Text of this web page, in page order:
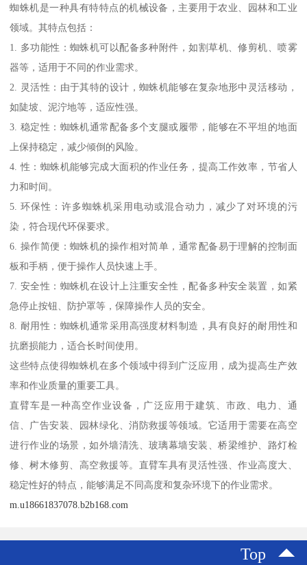
蜘蛛机是一种具有特特点的机械设备，主要用于农业、园林和工业
领域。其特点包括：
1. 多功能性：蜘蛛机可以配备多种附件，如割草机、修剪机、喷雾
器等，适用于不同的作业需求。
2. 灵活性：由于其特的设计，蜘蛛机能够在复杂地形中灵活移动，
如陡坡、泥泞地等，适应性强。
3. 稳定性：蜘蛛机通常配备多个支腿或履带，能够在不平坦的地面
上保持稳定，减少倾倒的风险。
4. 性：蜘蛛机能够完成大面积的作业任务，提高工作效率，节省人
力和时间。
5. 环保性：许多蜘蛛机采用电动或混合动力，减少了对环境的污
染，符合现代环保要求。
6. 操作简便：蜘蛛机的操作相对简单，通常配备易于理解的控制面
板和手柄，便于操作人员快速上手。
7. 安全性：蜘蛛机在设计上注重安全性，配备多种安全装置，如紧
急停止按钮、防护罩等，保障操作人员的安全。
8. 耐用性：蜘蛛机通常采用高强度材料制造，具有良好的耐用性和
抗磨损能力，适合长时间使用。
这些特点使得蜘蛛机在多个领域中得到广泛应用，成为提高生产效
率和作业质量的重要工具。
直臂车是一种高空作业设备，广泛应用于建筑、市政、电力、通
信、广告安装、园林绿化、消防救援等领域。它适用于需要在高空
进行作业的场景，如外墙清洗、玻璃幕墙安装、桥梁维护、路灯检
修、树木修剪、高空救援等。直臂车具有灵活性强、作业高度大、
稳定性好的特点，能够满足不同高度和复杂环境下的作业需求。
m.u18661837078.b2b168.com
Top